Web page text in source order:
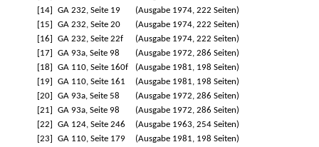
[14]
GA 232, Seite 19
(Ausgabe 1974, 222 Seiten)
[15]
GA 232, Seite 20
(Ausgabe 1974, 222 Seiten)
[16]
GA 232, Seite 22f
(Ausgabe 1974, 222 Seiten)
[17]
GA 93a, Seite 98
(Ausgabe 1972, 286 Seiten)
[18]
GA 110, Seite 160f
(Ausgabe 1981, 198 Seiten)
[19]
GA 110, Seite 161
(Ausgabe 1981, 198 Seiten)
[20]
GA 93a, Seite 58
(Ausgabe 1972, 286 Seiten)
[21]
GA 93a, Seite 98
(Ausgabe 1972, 286 Seiten)
[22]
GA 124, Seite 246
(Ausgabe 1963, 254 Seiten)
[23]
GA 110, Seite 179
(Ausgabe 1981, 198 Seiten)